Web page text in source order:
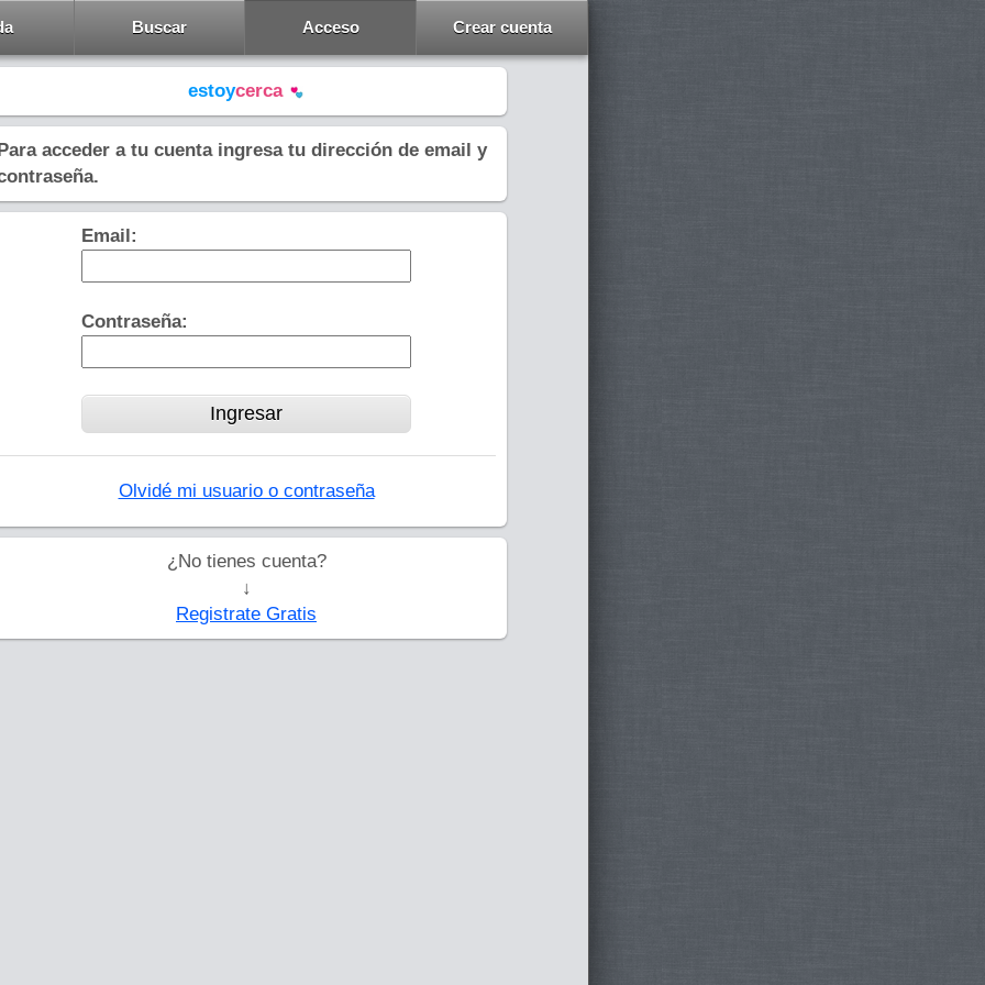
Buscar Acceso Crear cuenta
estoycerca
acceder a tu cuenta ingresa tu dirección de email y
Email:
Contraseña:
Olvidé mi usuario o contraseña
¿No tienes cuenta?
↓
Registrate Gratis